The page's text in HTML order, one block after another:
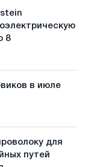
8
в июле
для
путей